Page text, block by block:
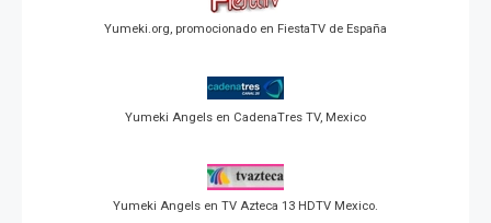
Yumeki.org, promocionado en FiestaTV de España
Yumeki Angels en CadenaTres TV, Mexico
Yumeki Angels en TV Azteca 13 HDTV Mexico.